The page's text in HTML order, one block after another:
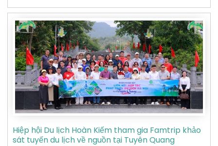
Hiệp hội Du lịch Hoàn Kiếm tham gia Famtrip khảo
sát tuyến du lịch về nguồn tại Tuyên Quang